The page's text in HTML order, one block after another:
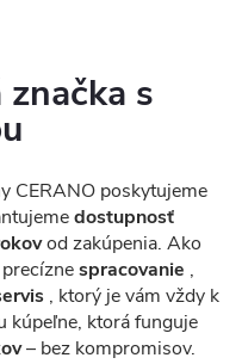
značka s
CERANO poskytujeme
dostupnosť
od zakúpenia. Ako
spracovanie ,
, ktorý je vám vždy k
kúpeľne, ktorá funguje
– bez kompromisov.